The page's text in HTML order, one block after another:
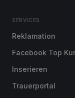
SERVICES
Reklamation
Facebook Top
Inserieren
Trauerportal